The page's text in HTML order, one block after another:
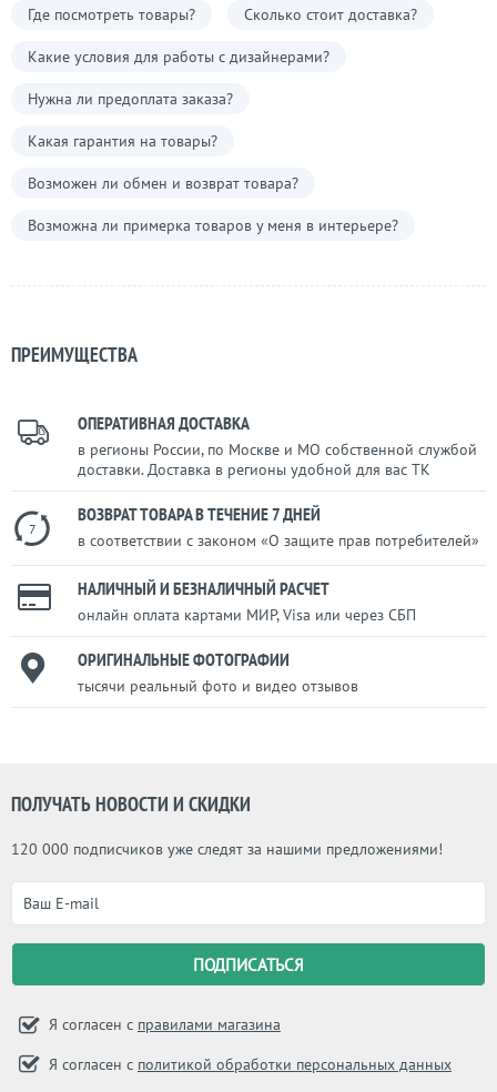
Где посмотреть товары? Сколько стоит доставка?
Какие условия для работы с дизайнерами?
Нужна ли предоплата заказа?
Какая гарантия на товары?
Возможен ли обмен и возврат товара?
Возможна ли примерка товаров у меня в интерьере?
ПРЕИМУЩЕСТВА
ОПЕРАТИВНАЯ ДОСТАВКА
в регионы России, по Москве и МО собственной службой
доставки. Доставка в регионы удобной для вас ТК
7
ВОЗВРАТ ТОВАРА В ТЕЧЕНИЕ 7 ДНЕЙ
в соответствии с законом «О защите прав потребителей»
НАЛИЧНЫЙ И БЕЗНАЛИЧНЫЙ РАСЧЕТ
онлайн оплата картами МИР, Visa или через СБП
ОРИГИНАЛЬНЫЕ ФОТОГРАФИИ
тысячи реальный фото и видео отзывов
ПОЛУЧАТЬ НОВОСТИ И СКИДКИ
120 000 подписчиков уже следят за нашими предложениями!
Я согласен с правилами магазина
Я согласен с политикой обработки персональных данных